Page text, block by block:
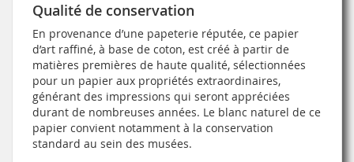
Qualité de conservation
En provenance d’une papeterie réputée, ce papier
d’art raffiné, à base de coton, est créé à partir de
matières premières de haute qualité, sélectionnées
pour un papier aux propriétés extraordinaires,
générant des impressions qui seront appréciées
durant de nombreuses années. Le blanc naturel de ce
papier convient notamment à la conservation
standard au sein des musées.